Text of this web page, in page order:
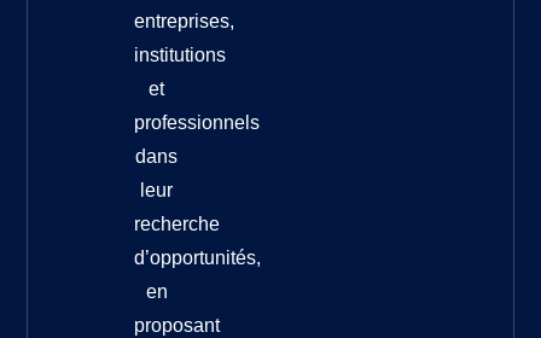
entreprises,
institutions
et
professionnels
dans
leur
recherche
d’opportunités,
en
proposant